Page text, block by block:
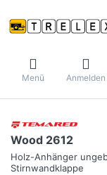
Menü Anmelden
Wood 2612
Holz-Anhänger
Stirnwandklappe